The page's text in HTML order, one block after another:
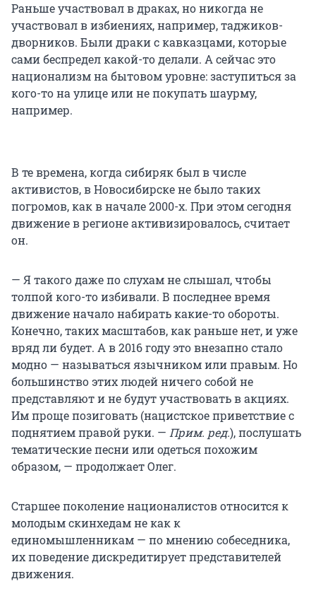
Раньше участвовал в драках, но никогда не
участвовал в избиениях, например, таджиков-
дворников. Были драки с кавказцами, которые
сами беспредел какой-то делали. А сейчас это
национализм на бытовом уровне: заступиться за
кого-то на улице или не покупать шаурму,
например.
В те времена, когда сибиряк был в числе
активистов, в Новосибирске не было таких
погромов, как в начале 2000-х. При этом сегодня
движение в регионе активизировалось, считает
он.
— Я такого даже по слухам не слышал, чтобы
толпой кого-то избивали. В последнее время
движение начало набирать какие-то обороты.
Конечно, таких масштабов, как раньше нет, и уже
вряд ли будет. А в 2016 году это внезапно стало
модно — называться язычником или правым. Но
большинство этих людей ничего собой не
представляют и не будут участвовать в акциях.
Им проще позиговать (нацистское приветствие с
поднятием правой руки. — Прим. ред.), послушать
тематические песни или одеться похожим
образом, — продолжает Олег.
Старшее поколение националистов относится к
молодым скинхедам не как к
единомышленникам — по мнению собеседника,
их поведение дискредитирует представителей
движения.